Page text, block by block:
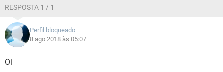
RESPOSTA 1 / 1
Perfil bloqueado
8 ago 2018 às 05:07
Oi